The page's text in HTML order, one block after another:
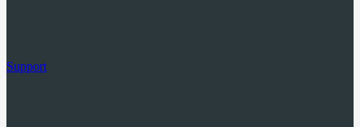
Support